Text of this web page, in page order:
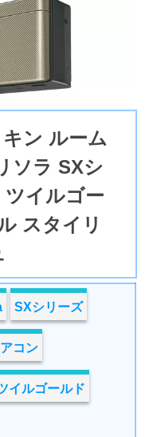
ン ルーム
ソラ SXシ
ツイルゴー
スタイリ
SXシリーズ
コン
イルゴールド